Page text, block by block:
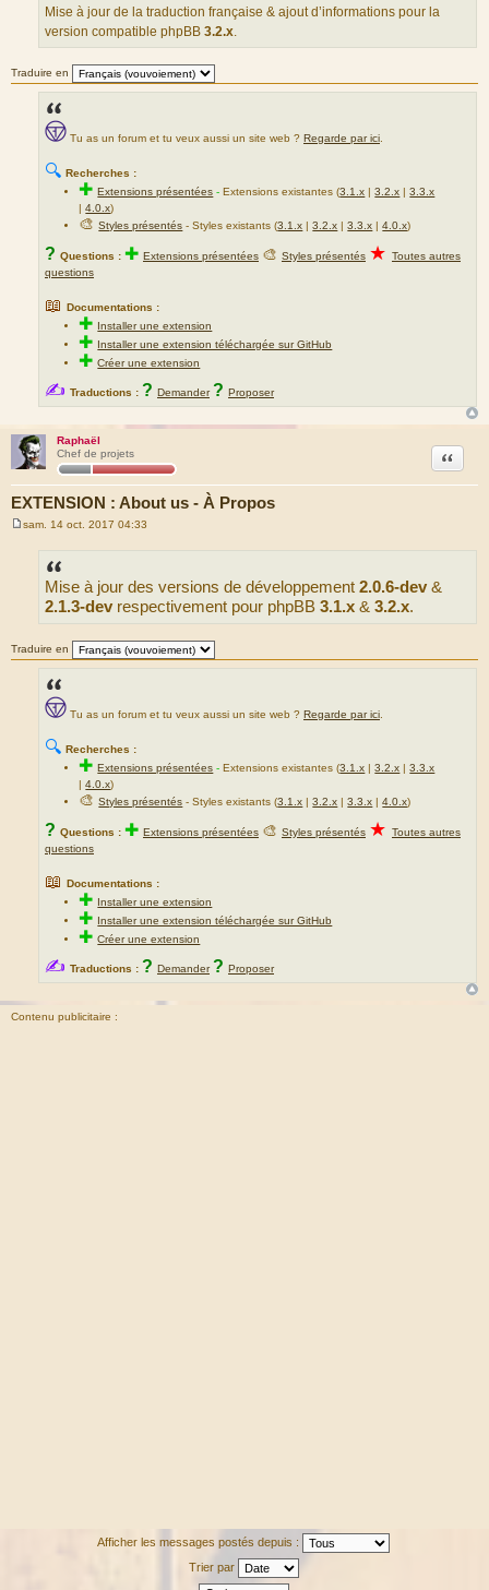
Mise à jour de la traduction française & ajout d’informations pour la
version compatible phpBB 3.2.x
Traduire en
Tu as un forum et tu veux aussi un site web ? Regarde par ici
🔍 Recherches :
✚Extensions présentées -Extensions existantes (3.1.x |3.2.x |3.3.x
|4.0.x)
🎨Styles présentés - Styles existants (3.1.x |3.2.x |3.3.x |4.0.x)
? Questions : ✚ Extensions présentées 🎨 Styles présentés ★ Toutes autres
questions
📖 Documentations :
✚ Installer une extension
✚ Installer une extension téléchargée sur GitHub
✚Créer une extension
✍ Traductions : ? Demander ? Proposer
Raphaël
Chef de projets
EXTENSION : About us - À Propos
Citation
sam. 14 oct. 2017 04:33
Mise à jour des versions de développement 2.0.6-dev &
2.1.3-dev respectivement pour phpBB 3.1.x & 3.2.x.
Traduire en
Tu as un forum et tu veux aussi un site web ? Regarde par ici
🔍 Recherches :
✚Extensions présentées -Extensions existantes (3.1.x |3.2.x |3.3.x
|4.0.x)
🎨Styles présentés - Styles existants (3.1.x |3.2.x |3.3.x |4.0.x)
? Questions : ✚ Extensions présentées 🎨 Styles présentés ★ Toutes autres
questions
📖 Documentations :
✚ Installer une extension
✚ Installer une extension téléchargée sur GitHub
✚Créer une extension
✍ Traductions : ? Demander ? Proposer
Contenu publicitaire :
Afficher les messages postés depuis :
Trier par